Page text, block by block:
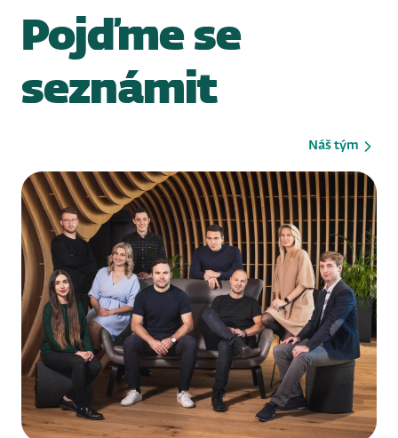
Pojďme se
seznámit
Náš tým